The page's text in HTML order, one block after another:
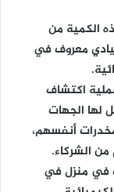
الكمية من
معروف في
اكتشاف
لها الجهات
أنفسهم،
الشركاء.
في منزل في